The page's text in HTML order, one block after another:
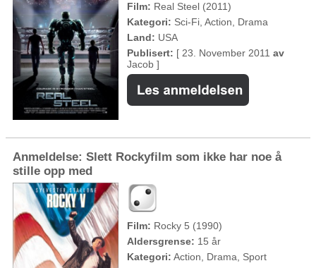
Film: Real Steel (2011)
Kategori: Sci-Fi, Action, Drama
Land: USA
Publisert: [ 23. November 2011 av
Jacob ]
Anmeldelse: Slett Rockyfilm som ikke har noe å
stille opp med
Film: Rocky 5 (1990)
Aldersgrense: 15 år
Kategori: Action, Drama, Sport